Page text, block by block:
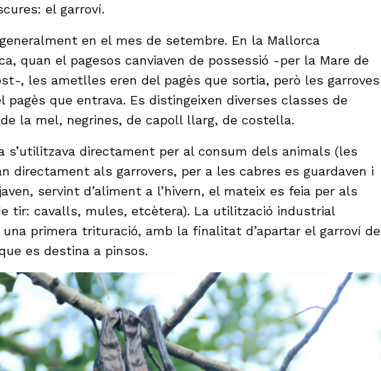
el garroví.
en el mes de setembre. En la Mallorca
quan el pagesos canviaven de possessió -per la Mare de
, les ametlles eren del pagès que sortia, però les garroves
pagès que entrava. Es distingeixen diverses classes de
la mel, negrines, de capoll llarg, de costella.
s’utilitzava directament per al consum dels animals (les
directament als garrovers, per a les cabres es guardaven i
servint d’aliment a l’hivern, el mateix es feia per als
tir: cavalls, mules, etcètera). La utilització industrial
primera trituració, amb la finalitat d’apartar el garroví de
es destina a pinsos.